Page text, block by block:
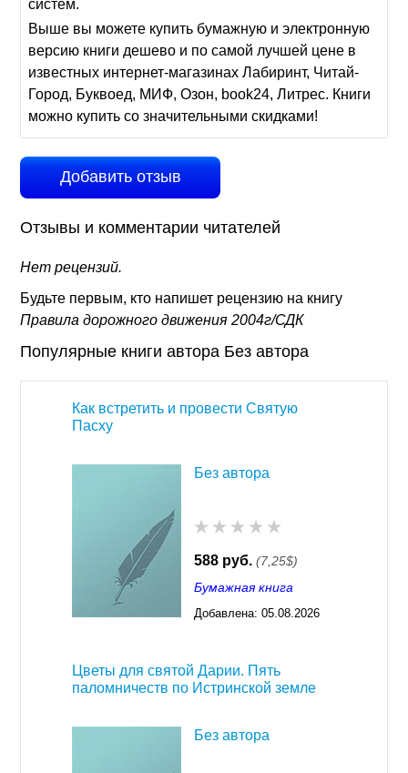
систем.
Выше вы можете купить бумажную и электронную
версию книги дешево и по самой лучшей цене в
известных интернет-магазинах Лабиринт, Читай-
Город, Буквоед, МИФ, Озон, book24, Литрес. Книги
можно купить со значительными скидками!
Добавить отзыв
Отзывы и комментарии читателей
Нет рецензий.
Будьте первым, кто напишет рецензию на книгу
Правила дорожного движения 2004г/СДК
Популярные книги автора Без автора
Как встретить и провести Святую
Пасху
Без автора
588 руб. (7,25$)
Бумажная книга
Добавлена: 05.08.2026
Цветы для святой Дарии. Пять
паломничеств по Истринской земле
Без автора